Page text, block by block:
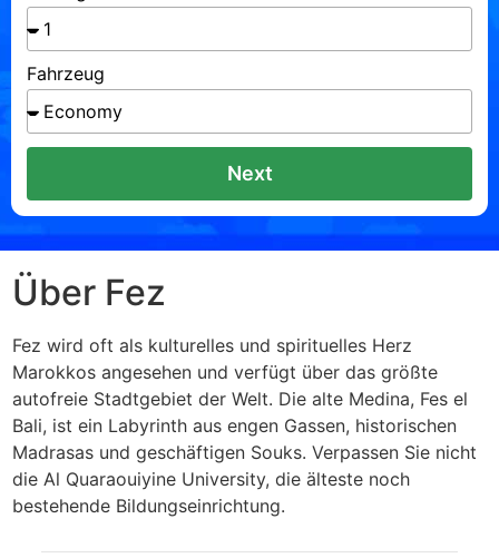
Fahrzeug
Next
Über Fez
Fez wird oft als kulturelles und spirituelles Herz
Marokkos angesehen und verfügt über das größte
autofreie Stadtgebiet der Welt. Die alte Medina, Fes el
Bali, ist ein Labyrinth aus engen Gassen, historischen
Madrasas und geschäftigen Souks. Verpassen Sie nicht
die Al Quaraouiyine University, die älteste noch
bestehende Bildungseinrichtung.